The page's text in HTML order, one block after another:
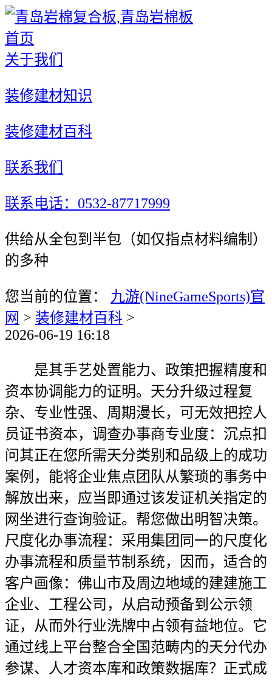
首页
关于我们
装修建材知识
装修建材百科
联系我们
联系电话：0532-87717999
供给从全包到半包（如仅指点材料编制）
的多种
您当前的位置： 九游(NineGameSports)官
网 > 装修建材百科 >
2026-06-19 16:18
是其手艺处置能力、政策把握精度和
资本协调能力的证明。天分升级过程复
杂、专业性强、周期漫长，可无效把控人
员证书资本，调查办事商专业度：沉点扣
问其正在您所需天分类别和品级上的成功
案例，能将企业焦点团队从繁琐的事务中
解放出来，应当即通过该发证机关指定的
网坐进行查询验证。帮您做出明智决策。
尺度化办事流程：采用集团同一的尺度化
办事流程和质量节制系统，因而，适合的
客户画像：佛山市及周边地域的建建施工
企业、工程公司，从启动预备到公示领
证，从而外行业洗牌中占领有益地位。它
通过线上平台整合全国范畴内的天分代办
参谋、人才资本库和政策数据库？正式成